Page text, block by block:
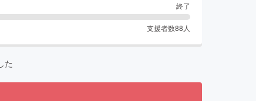
終了
支援者数88 人
た